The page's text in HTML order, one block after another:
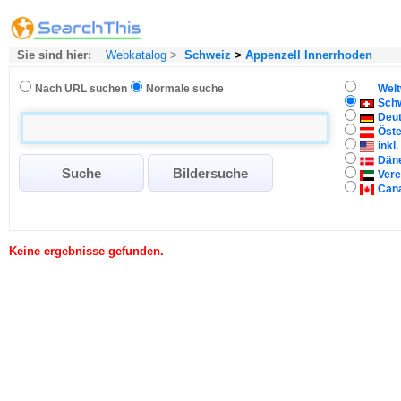
Sie sind hier: Webkatalog > Schweiz > Appenzell Innerrhoden
Nach URL suchen Normale suche
inkl.
Keine ergebnisse gefunden.